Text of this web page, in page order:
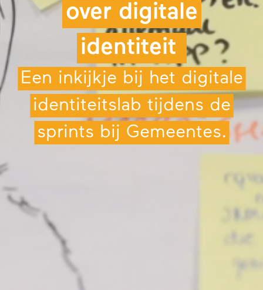
over digitale
identiteit
Een inkijkje bij het digitale
identiteitslab tijdens de
sprints bij Gemeentes.